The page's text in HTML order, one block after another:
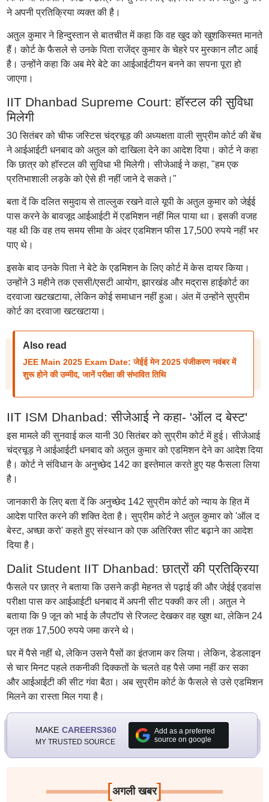
ने अपनी प्रतिक्रिया व्यक्त की है।
अतुल कुमार ने हिन्दुस्तान से बातचीत में कहा कि वह खुद को खुशकिस्मत मानते
हैं। कोर्ट के फैसले से उनके पिता राजेंद्र कुमार के चेहरे पर मुस्कान लौट आई
है। उन्होंने कहा कि अब मेरे बेटे का आईआईटीयन बनने का सपना पूरा हो
जाएगा।
IIT Dhanbad Supreme Court: हॉस्टल की सुविधा
मिलेगी
30 सितंबर को चीफ जस्टिस चंद्रचूड़ की अध्यक्षता वाली सुप्रीम कोर्ट की बेंच
ने आईआईटी धनबाद को अतुल को दाखिला देने का आदेश दिया। कोर्ट ने कहा
कि छात्र को हॉस्टल की सुविधा भी मिलेगी। सीजेआई ने कहा, "हम एक
प्रतिभाशाली लड़के को ऐसे ही नहीं जाने दे सकते।"
बता दें कि दलित समुदाय से ताल्लुक रखने वाले यूपी के अतुल कुमार को जेईई
पास करने के बावजूद आईआईटी में एडमिशन नहीं मिल पाया था। इसकी वजह
यह थी कि वह तय समय सीमा के अंदर एडमिशन फीस 17,500 रुपये नहीं भर
पाए थे।
इसके बाद उनके पिता ने बेटे के एडमिशन के लिए कोर्ट में केस दायर किया।
उन्होंने 3 महीने तक एससी/एसटी आयोग, झारखंड और मद्रास हाईकोर्ट का
दरवाजा खटखटाया, लेकिन कोई समाधान नहीं हुआ। अंत में उन्होंने सुप्रीम
कोर्ट का दरवाजा खटखटाया।
Also read
JEE Main 2025 Exam Date: जेईई मेन 2025 पंजीकरण नवंबर में
शुरू होने की उम्मीद, जानें परीक्षा की संभावित तिथि
IIT ISM Dhanbad: सीजेआई ने कहा- 'ऑल द बेस्ट'
इस मामले की सुनवाई कल यानी 30 सितंबर को सुप्रीम कोर्ट में हुई। सीजेआई
चंद्रचूड़ ने आईआईटी धनबाद को अतुल कुमार को एडमिशन देने का आदेश दिया
है। कोर्ट ने संविधान के अनुच्छेद 142 का इस्तेमाल करते हुए यह फैसला लिया
है।
जानकारी के लिए बता दें कि अनुच्छेद 142 सुप्रीम कोर्ट को न्याय के हित में
आदेश पारित करने की शक्ति देता है। सुप्रीम कोर्ट ने अतुल कुमार को 'ऑल द
बेस्ट, अच्छा करो' कहते हुए संस्थान को एक अतिरिक्त सीट बढ़ाने का आदेश
दिया है।
Dalit Student IIT Dhanbad: छात्रों की प्रतिक्रिया
फैसले पर छात्र ने बताया कि उसने कड़ी मेहनत से पढ़ाई की और जेईई एडवांस
परीक्षा पास कर आईआईटी धनबाद में अपनी सीट पक्की कर ली। अतुल ने
बताया कि 9 जून को भाई के लैपटॉप से रिजल्ट देखकर वह खुश था, लेकिन 24
जून तक 17,500 रुपये जमा करने थे।
घर में पैसे नहीं थे, लेकिन उसने पैसों का इंतजाम कर लिया। लेकिन, डेडलाइन
से चार मिनट पहले तकनीकी दिक्कतों के चलते वह पैसे जमा नहीं कर सका
और आईआईटी की सीट गंवा बैठा। अब सुप्रीम कोर्ट के फैसले से उसे एडमिशन
मिलने का रास्ता मिल गया है।
MAKE CAREERS360
MY TRUSTED SOURCE
Add as a preferred
source on google
[अगली खबर]